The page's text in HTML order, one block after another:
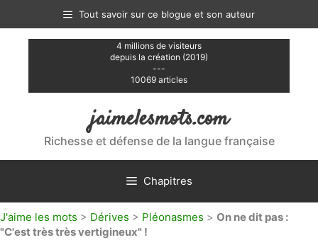
contenu
Tout savoir sur ce blogue et son auteur
4 millions de visiteurs
depuis la création (2019)
---
10069 articles
jaimelesmots.com
Richesse et défense de la langue française
Chapitres
J'aime les mots > Dérives > Pléonasmes > On ne dit pas :
"C'est très très vertigineux" !